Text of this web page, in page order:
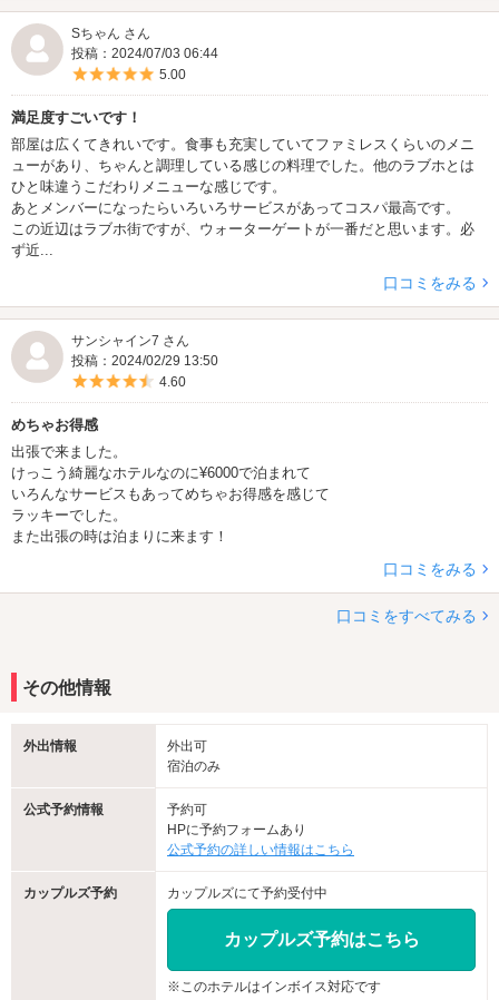
Sちゃん さん
投稿：2024/07/03 06:44
5つ星のうち5
5.00
満足度すごいです！
部屋は広くてきれいです。食事も充実していてファミレスくらいのメニ
ューがあり、ちゃんと調理している感じの料理でした。他のラブホとは
ひと味違うこだわりメニューな感じです。
あとメンバーになったらいろいろサービスがあってコスパ最高です。
この近辺はラブホ街ですが、ウォーターゲートが一番だと思います。必
ず近...
口コミをみる
サンシャイン7 さん
投稿：2024/02/29 13:50
5つ星のうち4.5
4.60
めちゃお得感
出張で来ました。
けっこう綺麗なホテルなのに¥6000で泊まれて
いろんなサービスもあってめちゃお得感を感じて
ラッキーでした。
また出張の時は泊まりに来ます！
口コミをみる
口コミをすべてみる
その他情報
外出情報
外出可
宿泊のみ
公式予約情報
予約可
HPに予約フォームあり
公式予約の詳しい情報はこちら
カップルズ予約 カップルズにて予約受付中
カップルズ予約はこちら
※このホテルはインボイス対応です